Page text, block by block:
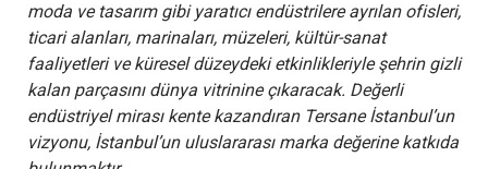
moda ve tasarım gibi yaratıcı endüstrilere ayrılan ofisleri,
ticari alanları, marinaları, müzeleri, kültür-sanat
faaliyetleri ve küresel düzeydeki etkinlikleriyle şehrin gizli
kalan parçasını dünya vitrinine çıkaracak. Değerli
endüstriyel mirası kente kazandıran Tersane İstanbul’un
vizyonu, İstanbul’un uluslararası marka değerine katkıda